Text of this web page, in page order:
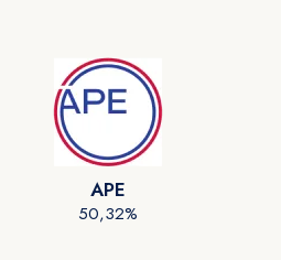
APE
50,32%